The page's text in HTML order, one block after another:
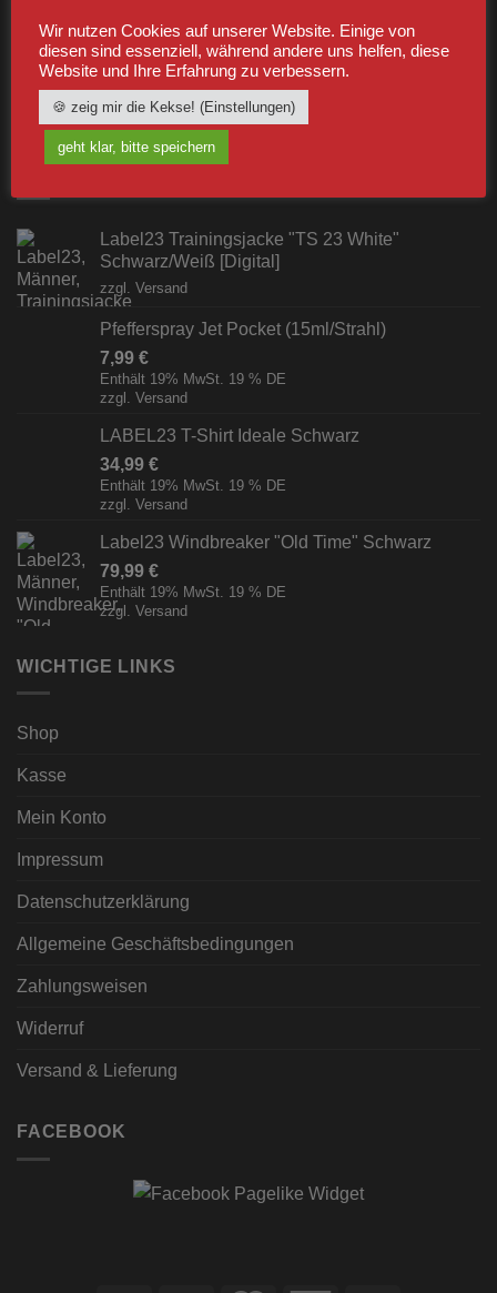
Yakuza The American Breakfast T-shirt Schwarz
34,90€
zzgl.Versand
BESTSELLER
Label23 Trainingsjacke "TS 23 White"
Schwarz/Weiß [Digital]
zzgl. Versand
Pfefferspray Jet Pocket (15ml/Strahl)
7,99 €
Enthält 19% MwSt. 19 % DE
zzgl. Versand
LABEL23 T-Shirt Ideale Schwarz
34,99 €
Enthält 19% MwSt. 19 % DE
zzgl. Versand
Label23 Windbreaker "Old Time" Schwarz
79,99 €
Enthält 19% MwSt. 19 % DE
zzgl. Versand
WICHTIGE LINKS
Shop
Kasse
Mein Konto
Impressum
Datenschutzerklärung
Allgemeine Geschäftsbedingungen
Zahlungsweisen
Widerruf
Versand & Lieferung
FACEBOOK
Wir nutzen Cookies auf unserer Website. Einige von
diesen sind essenziell, während andere uns helfen, diese
Website und Ihre Erfahrung zu verbessern.
🍪 zeig mir die Kekse! (Einstellungen)
geht klar, bitte speichern